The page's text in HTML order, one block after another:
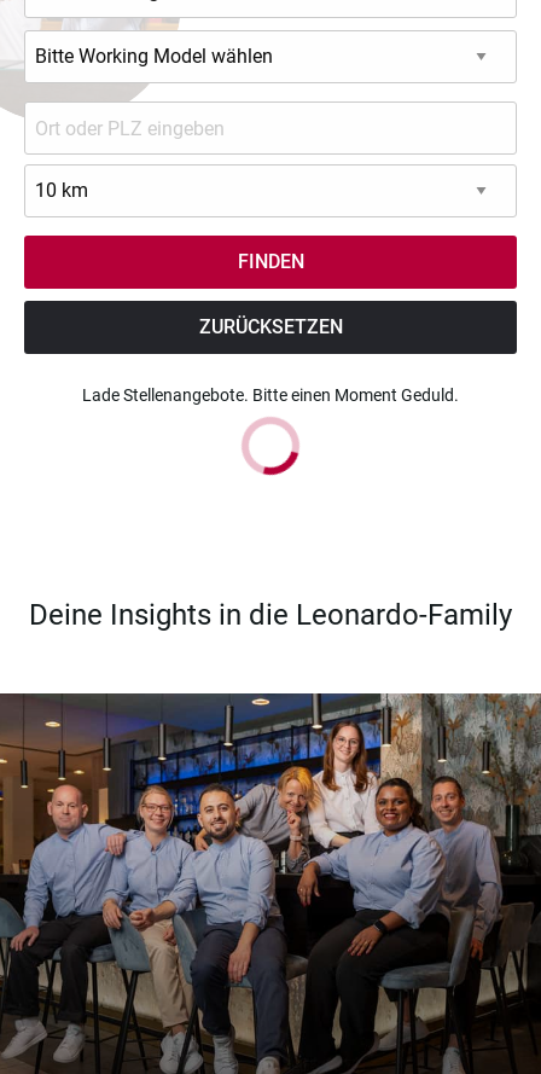
ZURÜCKSETZEN
Lade Stellenangebote. Bitte einen Moment Geduld.
Deine Insights in die Leonardo-Family